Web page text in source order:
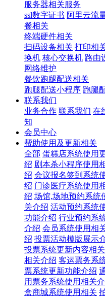
服务器相关服务
ssl数字证书 阿里云流
餐相关
终端硬件相关
扫码设备相关 打印相
换机 核心交换机 路由
网络维护
餐饮跑腿配送相关
跑腿配送小程序 跑腿
联系我们
业务合作 联系我们 在
知
会员中心
帮助使用及更新相关
全部 蛋糕店系统使用
绍 剧本杀小程序使用
绍 会议报名签到系统
绍 门诊医疗系统使用
绍 场馆,场地预约系统
关介绍 活动预约系统
功能介绍 行业预约系
介绍 会员系统使用相
绍 投票活动模版展示
投票系统更新内容相
相关介绍 客运票务系
票系统更新功能介绍
用票务系统使用相关
盒商城系统使用相关